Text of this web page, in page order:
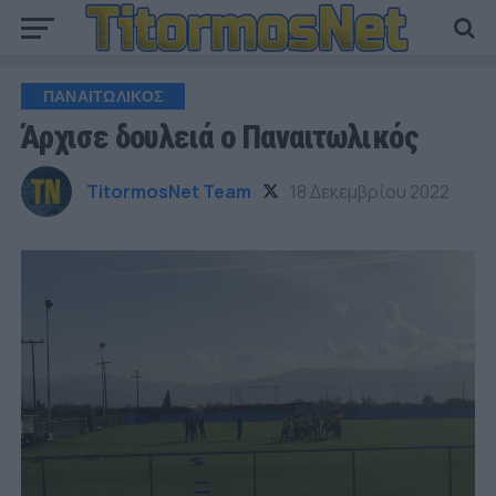
ΠΑΝΑΙΤΩΛΙΚΟΣ
Άρχισε δουλειά ο Παναιτωλικός
TitormosNet Team 18 Δεκεμβρίου 2022